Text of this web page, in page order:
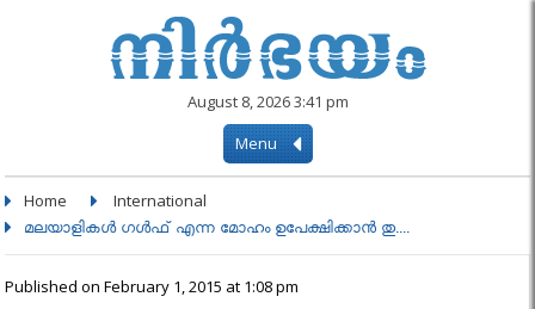
August 8, 2026 3:41 pm
Menu
Home International
മലയാളികൾ ഗൾഫ് എന്ന മോഹം ഉപേക്ഷിക്കാൻ തു....
Published on February 1, 2015 at 1:08 pm